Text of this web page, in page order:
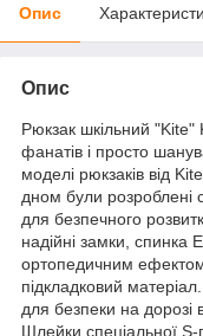
Опис
Опис
Рюкзак шкільний
фанатів і просто
моделі рюкзаків від
дном були розроблені
для безпечного
надійні замки,
ортопедичним
підкладковий
для безпеки на дорозі
Шлейки спеціальної